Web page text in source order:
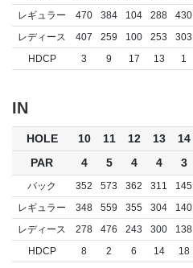
レギュラー
470 384 104 288 430
レディース
407 259 100 253 303
HDCP
3 9 17 13 1
IN
HOLE 10 11 12 13 14
PAR
4 5 4 4 3
バック 352 573 362 311 145
レギュラー
348 559 355 304 140
レディース
278 476 243 300 138
HDCP
8 2 6 14 18